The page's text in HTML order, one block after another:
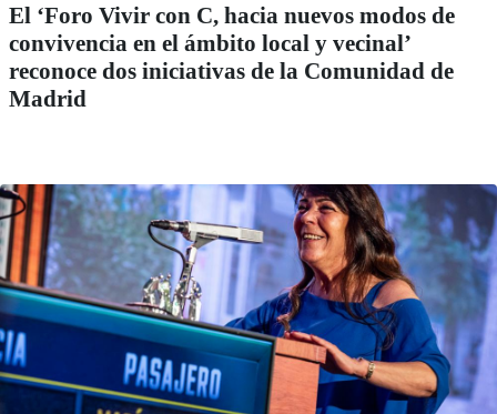
El ‘Foro Vivir con C, hacia nuevos modos de
convivencia en el ámbito local y vecinal’
reconoce dos iniciativas de la Comunidad de
Madrid